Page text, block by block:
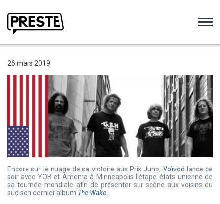
26 mars 2019
Encore sur le nuage de sa victoire aux Prix Juno, Voïvod lance ce
soir avec YOB et Amenra à Minneapolis l'étape états-unienne de
sa tournée mondiale afin de présenter sur scène aux voisins du
sud son dernier album The Wake